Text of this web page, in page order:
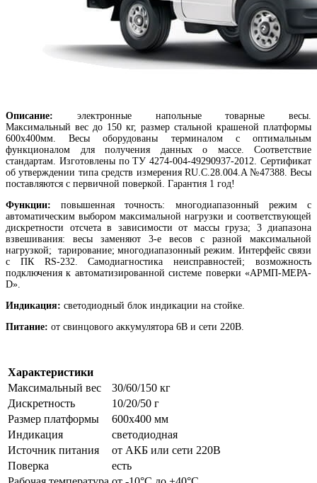
Описание: электронные напольные товарные весы.
Максимальный вес до 150 кг, размер стальной крашеной платформы
600х400мм. Весы оборудованы терминалом с оптимальным
функционалом для получения данных о массе. Соответствие
стандартам. Изготовлены по ТУ 4274-004-49290937-2012. Сертификат
об утверждении типа средств измерения RU.C.28.004.A №47388. Весы
поставляются с первичной поверкой. Гарантия 1 год!
Функции: повышенная точность: многодиапазонный режим с
автоматическим выбором максимальной нагрузки и соответствующей
дискретности отсчета в зависимости от массы груза; 3 диапазона
взвешивания: весы заменяют 3-е весов с разной максимальной
нагрузкой; тарирование; многодиапазонный режим. Интерфейс связи
с ПК RS-232. Самодиагностика неисправностей; возможность
подключения к автоматизированной системе поверки «АРМП-МЕРА-
D».
Индикация: светодиодный блок индикации на стойке.
Питание: от свинцового аккумулятора 6В и сети 220В.
Характеристики
Максимальный вес
30/60/150 кг
Дискретность
10/20/50 г
Размер платформы
600х400 мм
Индикация
светодиодная
Источник питания
от АКБ или сети 220В
Поверка
есть